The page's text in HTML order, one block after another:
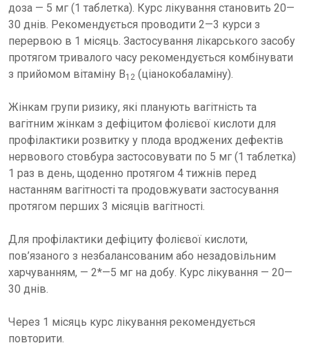
доза — 5 мг (1 таблетка). Курс лікування становить 20—
30 днів. Рекомендується проводити 2—3 курси з
перервою в 1 місяць. Застосування лікарського засобу
протягом тривалого часу рекомендується комбінувати
з прийомом вітаміну В12 (ціанокобаламіну).
Жінкам групи ризику, які планують вагітність та
вагітним жінкам з дефіцитом фолієвої кислоти для
профілактики розвитку у плода вроджених дефектів
нервового стовбура застосовувати по 5 мг (1 таблетка)
1 раз в день, щоденно протягом 4 тижнів перед
настанням вагітності та продовжувати застосування
протягом перших 3 місяців вагітності.
Для профілактики дефіциту фолієвої кислоти,
пов’язаного з незбалансованим або незадовільним
харчуванням, — 2*—5 мг на добу. Курс лікування — 20—
30 днів.
Через 1 місяць курс лікування рекомендується
повторити.